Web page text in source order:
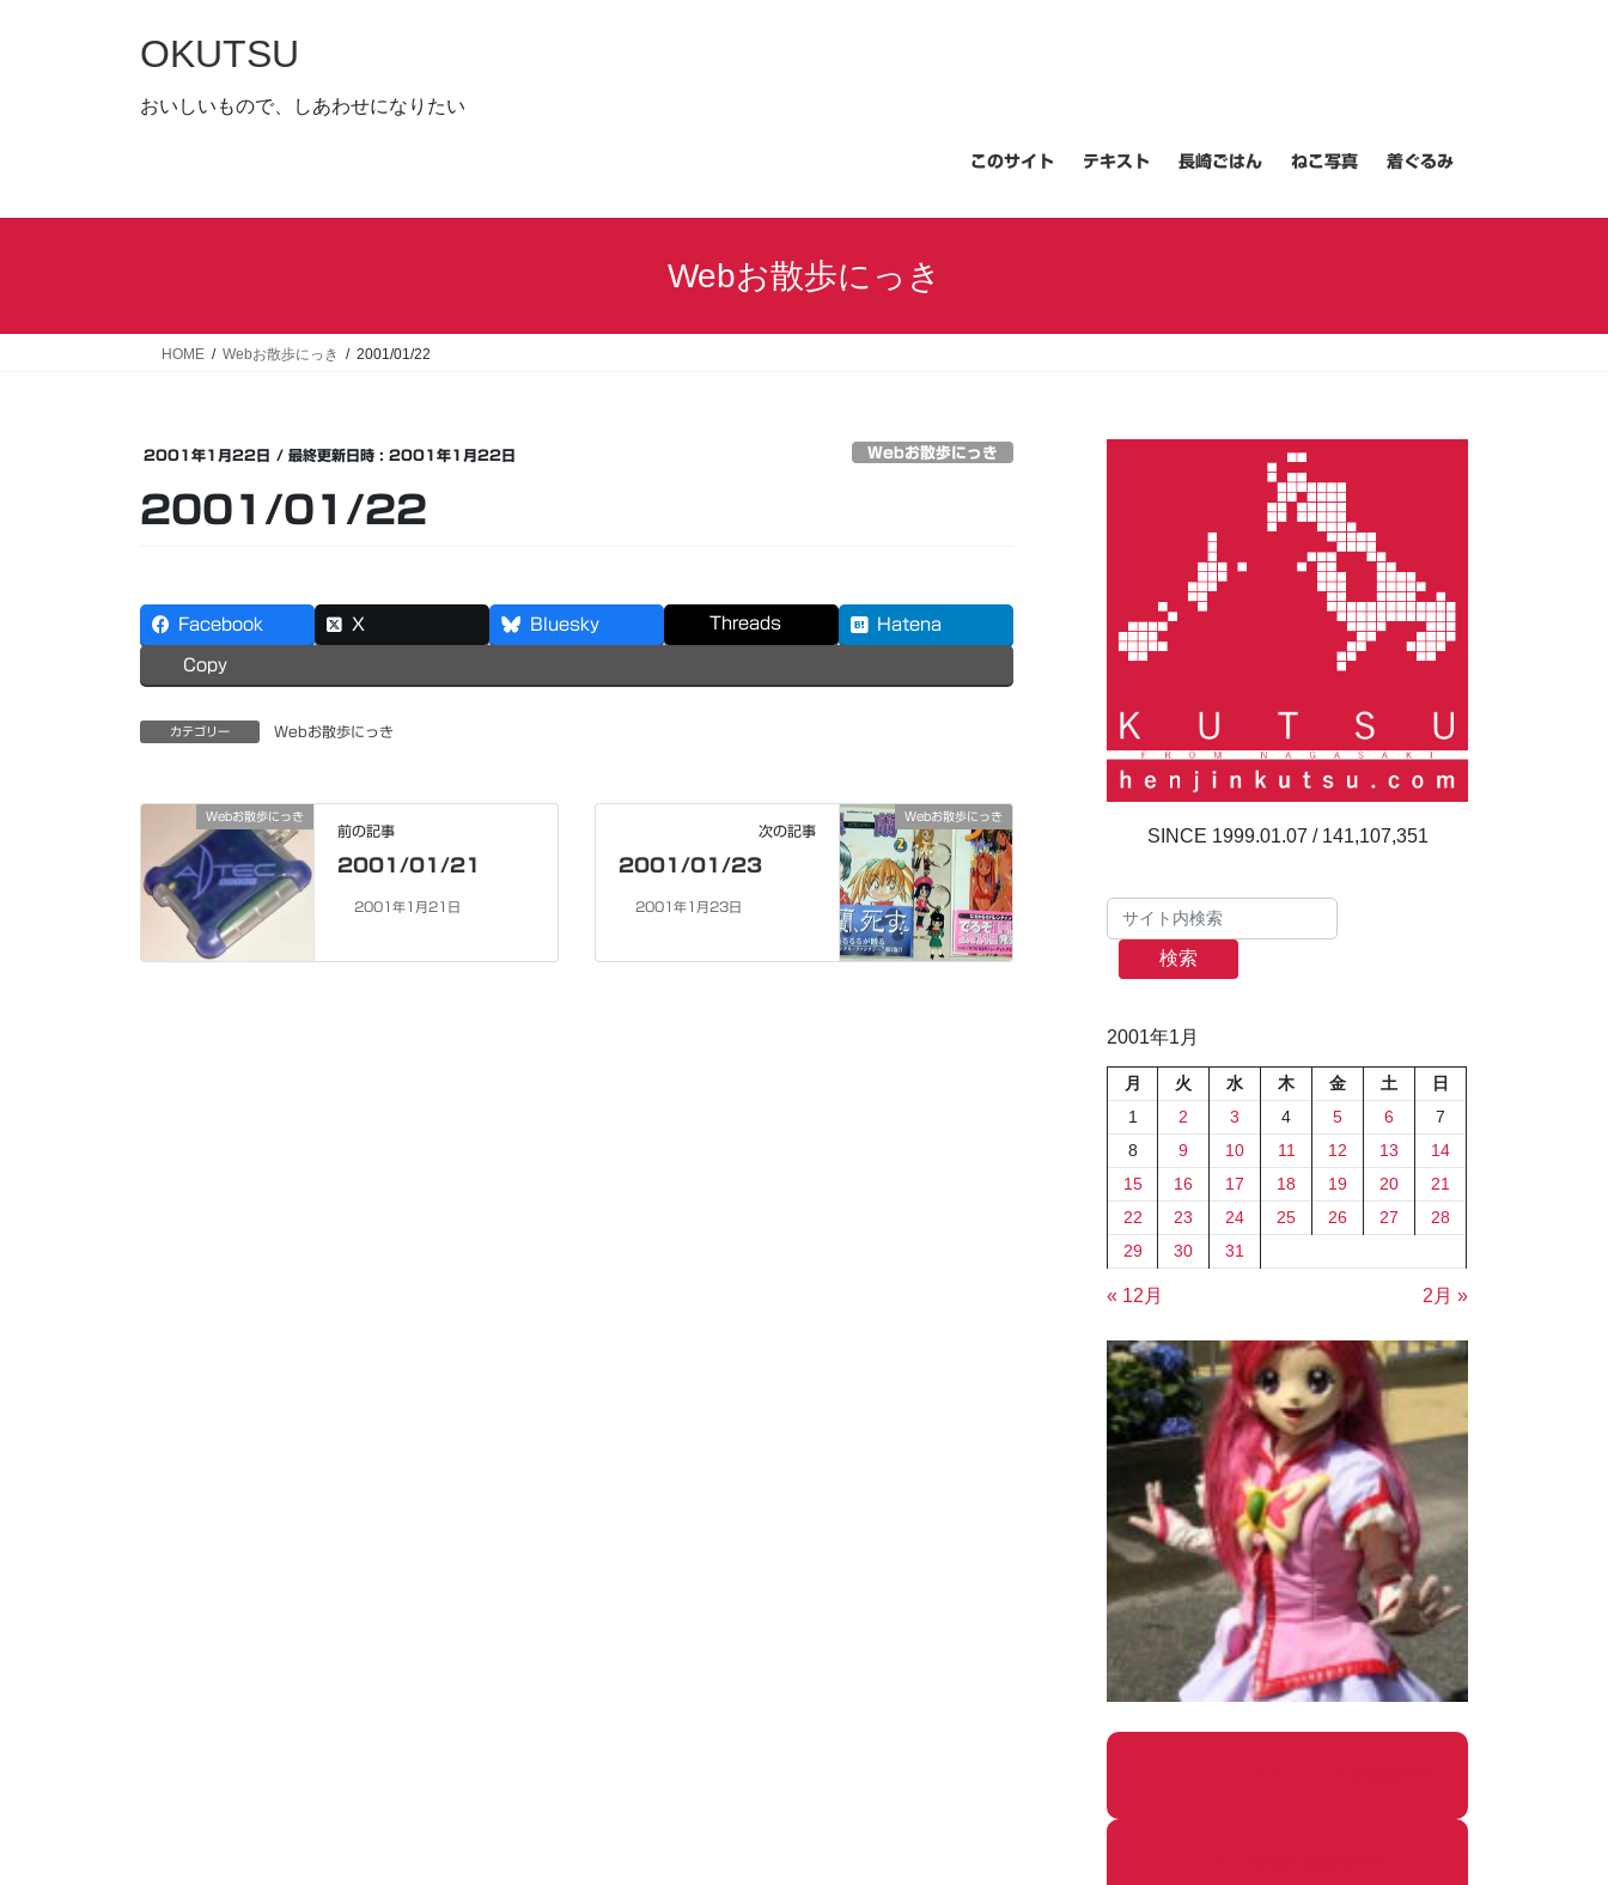
キ
に
OKUTSU
おいしいもので、しあわせになりたい
このサイト テキスト 長崎ごはん ねこ写真 着ぐるみ
Webお散歩にっき
HOME Webお散歩にっき 2001/01/22
2001年1月22日 / 最終更新日時 : 2001年1月22日 Webお散歩にっき
2001/01/22
Facebook X Bluesky Threads Hatena
Copy
カテゴリー Webお散歩にっき
Webお散歩にっき
前の記事
2001/01/21
2001年1月21日
Webお散歩にっき
次の記事
2001/01/23
2001年1月23日
141,107,351
検索
2001年1月
月 火 水 木 金 土
日
1
2 3 4 5 6
7
8
9 10 11 12 13
14
15
16 17 18 19 20
21
22
23 24 25 26 27
28
29
30 31
« 12月 2月 »